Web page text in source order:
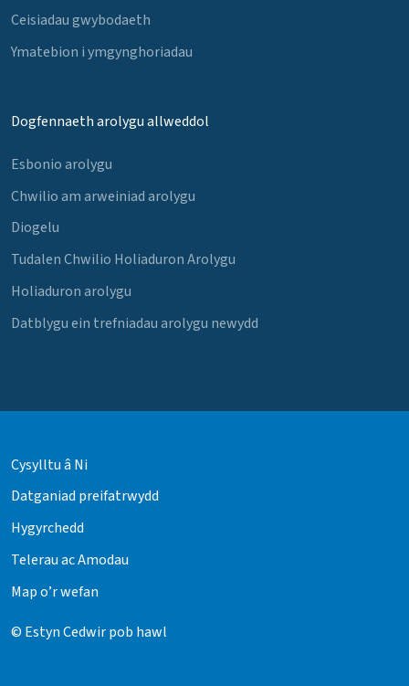
Ceisiadau gwybodaeth
Ymatebion i ymgynghoriadau
Dogfennaeth arolygu allweddol
Esbonio arolygu
Chwilio am arweiniad arolygu
Diogelu
Tudalen Chwilio Holiaduron Arolygu
Holiaduron arolygu
Datblygu ein trefniadau arolygu newydd
Cysylltu â Ni
Datganiad preifatrwydd
Hygyrchedd
Telerau ac Amodau
Map o’r wefan
© Estyn Cedwir pob hawl